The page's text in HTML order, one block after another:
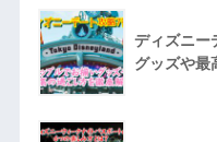
ディズニー
グッズや最